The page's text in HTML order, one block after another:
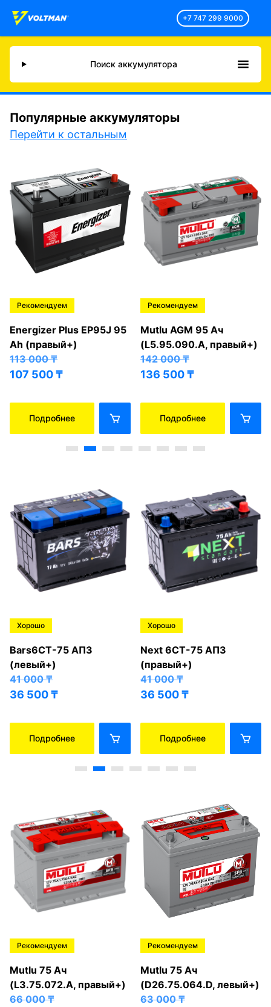
+7 747 299 9000
Поиск аккумулятора
Популярные аккумуляторы
Перейти к остальным
Рекомендуем
Energizer Plus EP95J 95
Ah (правый+)
113 000₸
107 500₸
Подробнее
Рекомендуем
Mutlu AGM 95 Ач
(L5.95.090.A, правый+)
142 000₸
136 500₸
Подробнее
Хорошо
Bars6СТ-75 АПЗ
(левый+)
41 000₸
36 500₸
Подробнее
Хорошо
Next 6СТ-75 АПЗ
(правый+)
41 000₸
36 500₸
Подробнее
Рекомендуем
Mutlu 75 Ач
(L3.75.072.A, правый+)
66 000₸
Рекомендуем
Mutlu 75 Ач
(D26.75.064.D, левый+)
63 000₸